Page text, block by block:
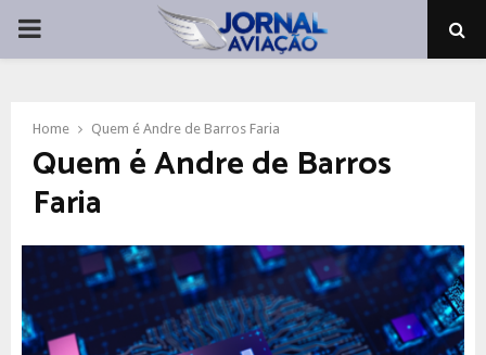
PRIMARY
Home Quem é Andre de Barros Faria
Quem é Andre de Barros
Faria